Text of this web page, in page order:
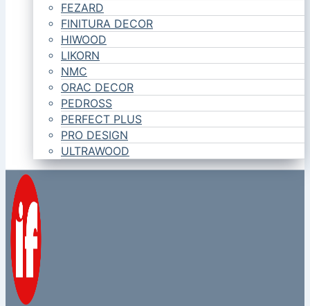
FEZARD
FINITURA DECOR
HIWOOD
LIKORN
NMC
ORAC DECOR
PEDROSS
PERFECT PLUS
PRO DESIGN
ULTRAWOOD